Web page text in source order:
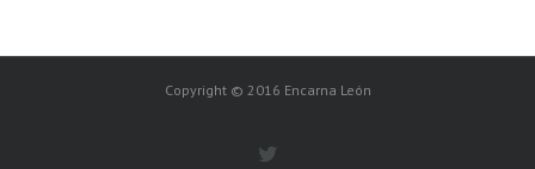
Copyright © 2016 Encarna León